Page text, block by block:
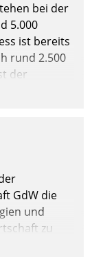
bei der
5.000
ist bereits
rund 2.500
der
Im
daher
den
GdW die
und
zu